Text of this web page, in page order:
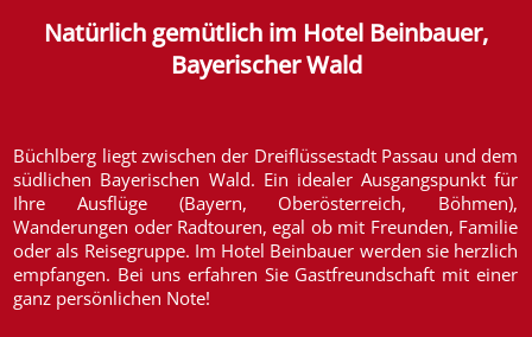
Natürlich gemütlich im Hotel Beinbauer,
Bayerischer Wald
Büchlberg liegt zwischen der Dreiflüssestadt Passau und dem
südlichen Bayerischen Wald. Ein idealer Ausgangspunkt für
Ihre Ausflüge (Bayern, Oberösterreich, Böhmen),
Wanderungen oder Radtouren, egal ob mit Freunden, Familie
oder als Reisegruppe. Im Hotel Beinbauer werden sie herzlich
empfangen. Bei uns erfahren Sie Gastfreundschaft mit einer
ganz persönlichen Note!